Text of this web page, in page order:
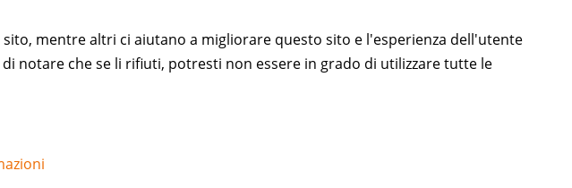
mentre altri ci aiutano a migliorare questo sito e l'esperienza dell'utente
notare che se li rifiuti, potresti non essere in grado di utilizzare tutte le